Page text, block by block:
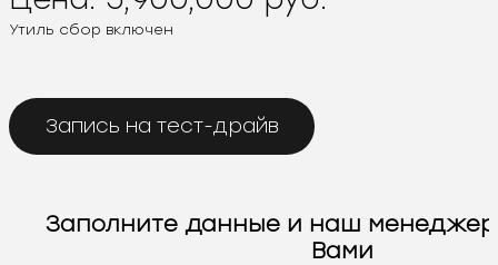
Утиль сбор включен
Запись на тест-драйв
Заполните данные и наш менеджер
Вами